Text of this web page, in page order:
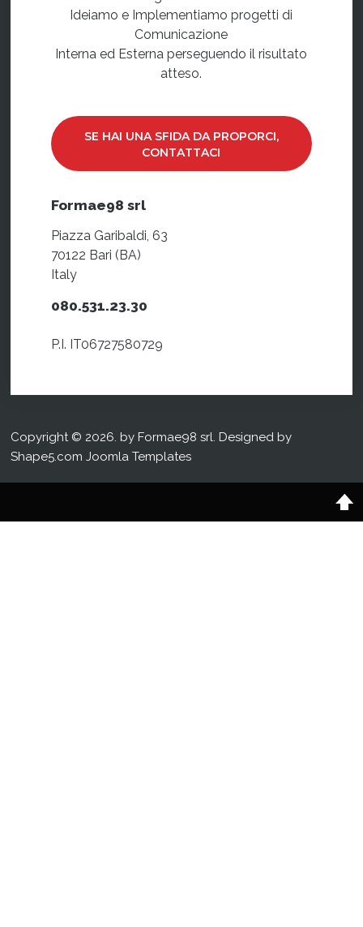
Ideiamo e Implementiamo progetti di
Comunicazione
Interna ed Esterna perseguendo il risultato
atteso.
SE HAI UNA SFIDA DA PROPORCI,
CONTATTACI
Formae98 srl
Piazza Garibaldi, 63
70122 Bari (BA)
Italy
080.531.23.30
P.I. IT06727580729
Copyright © 2026. by Formae98 srl. Designed by
Shape5.comJoomla Templates